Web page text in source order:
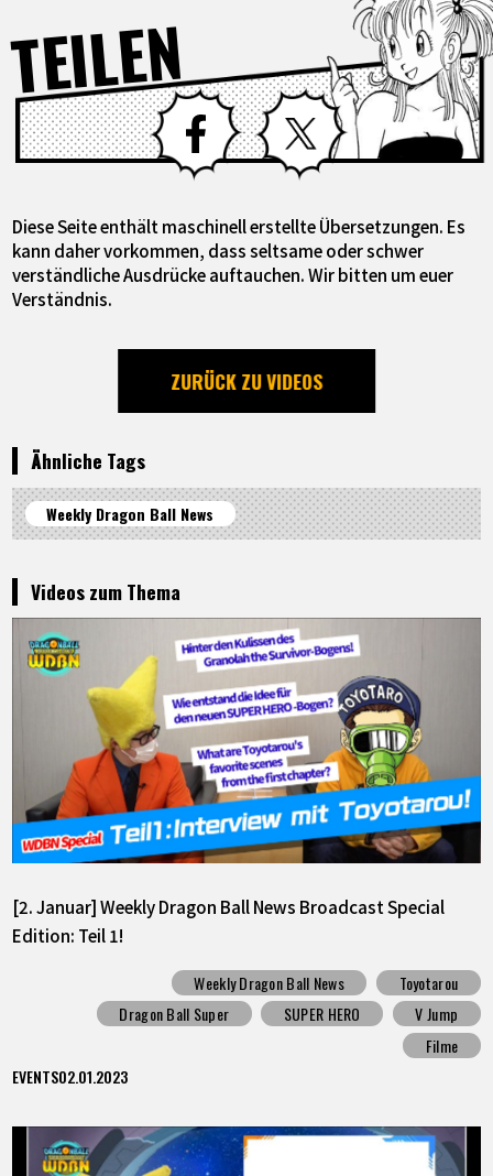
TEILEN Facebook X
Diese Seite enthält maschinell erstellte Übersetzungen. Es
kann daher vorkommen, dass seltsame oder schwer
verständliche Ausdrücke auftauchen. Wir bitten um euer
Verständnis.
ZURÜCK ZU VIDEOS
Ähnliche Tags
Weekly Dragon Ball News
Videos zum Thema
[2. Januar] Weekly Dragon Ball News Broadcast Special
Edition: Teil 1!
Weekly Dragon Ball News
Toyotarou
Dragon Ball Super
SUPER HERO
V Jump
Filme
EVENTS02.01.2023